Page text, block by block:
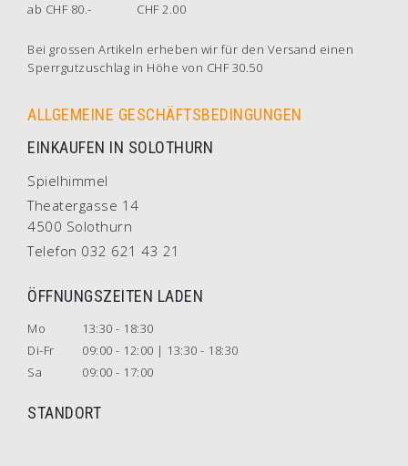
ab CHF 80.-
CHF 2.00
Bei grossen Artikeln erheben wir für den Versand einen
Sperrgutzuschlag in Höhe von CHF 30.50
ALLGEMEINE GESCHÄFTSBEDINGUNGEN
EINKAUFEN IN SOLOTHURN
Spielhimmel
Theatergasse 14
4500 Solothurn
Telefon 032 621 43 21
ÖFFNUNGSZEITEN LADEN
Mo
13:30 - 18:30
Di-Fr
09:00 - 12:00 | 13:30 - 18:30
Sa
09:00 - 17:00
STANDORT